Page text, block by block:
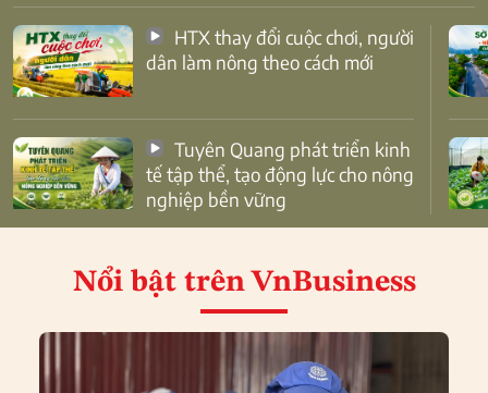
dân làm nông theo cách mới
tế tập thể, tạo động lực cho nông
nghiệp bền vững
Nổi bật trên VnBusiness